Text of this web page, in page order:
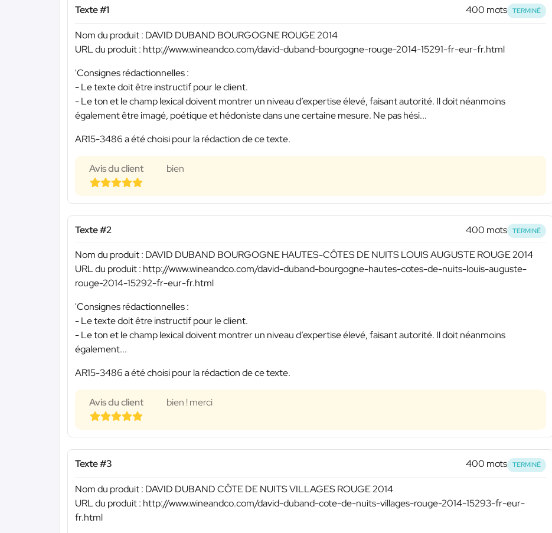
Texte #1 400 mots TERMINÉ
Nom du produit : DAVID DUBAND BOURGOGNE ROUGE 2014
URL du produit : http://www.wineandco.com/david-duband-bourgogne-rouge-2014-15291-fr-eur-fr.html
'Consignes rédactionnelles :
- Le texte doit être instructif pour le client.
- Le ton et le champ lexical doivent montrer un niveau d’expertise élevé, faisant autorité. Il doit néanmoins
également être imagé, poétique et hédoniste dans une certaine mesure. Ne pas hési...
AR15-3486 a été choisi pour la rédaction de ce texte.
Avis du client bien
Texte #2 400 mots TERMINÉ
Nom du produit : DAVID DUBAND BOURGOGNE HAUTES-CÔTES DE NUITS LOUIS AUGUSTE ROUGE 2014
URL du produit : http://www.wineandco.com/david-duband-bourgogne-hautes-cotes-de-nuits-louis-auguste-
rouge-2014-15292-fr-eur-fr.html
'Consignes rédactionnelles :
- Le texte doit être instructif pour le client.
- Le ton et le champ lexical doivent montrer un niveau d’expertise élevé, faisant autorité. Il doit néanmoins
également...
AR15-3486 a été choisi pour la rédaction de ce texte.
Avis du client bien ! merci
Texte #3 400 mots TERMINÉ
Nom du produit : DAVID DUBAND CÔTE DE NUITS VILLAGES ROUGE 2014
URL du produit : http://www.wineandco.com/david-duband-cote-de-nuits-villages-rouge-2014-15293-fr-eur-
fr.html